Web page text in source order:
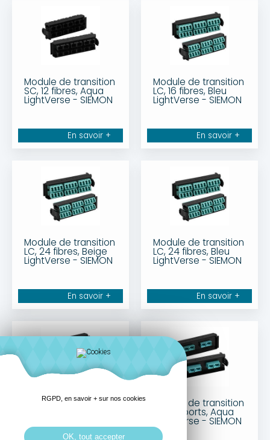
Module de transition
SC, 12 fibres, Aqua
LightVerse - SIEMON
En savoir +
Module de transition
LC, 16 fibres, Bleu
LightVerse - SIEMON
En savoir +
Module de transition
LC, 24 fibres, Beige
LightVerse - SIEMON
En savoir +
Module de transition
LC, 24 fibres, Bleu
LightVerse - SIEMON
En savoir +
Module de transition Module de transition
MTP, 2 ports, Aqua
LightVerse - SIEMON
RGPD, en savoir + sur nos cookies
OK, tout accepter